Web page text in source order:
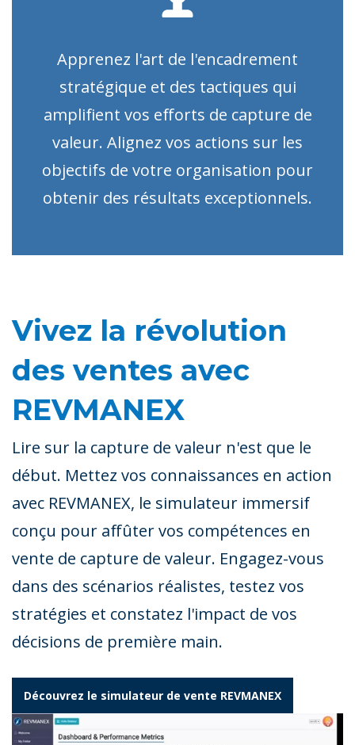
Apprenez l'art de l'encadrement
stratégique et des tactiques qui
amplifient vos efforts de capture de
valeur. Alignez vos actions sur les
objectifs de votre organisation pour
obtenir des résultats exceptionnels.
Vivez la révolution
des ventes avec
REVMANEX
Lire sur la capture de valeur n'est que le
début. Mettez vos connaissances en action
avec REVMANEX, le simulateur immersif
conçu pour affûter vos compétences en
vente de capture de valeur. Engagez-vous
dans des scénarios réalistes, testez vos
stratégies et constatez l'impact de vos
décisions de première main.
Découvrez le simulateur de vente REVMANEX